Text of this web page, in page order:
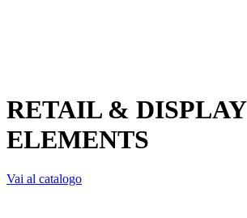
RETAIL & DISPLAY
ELEMENTS
Vai al catalogo